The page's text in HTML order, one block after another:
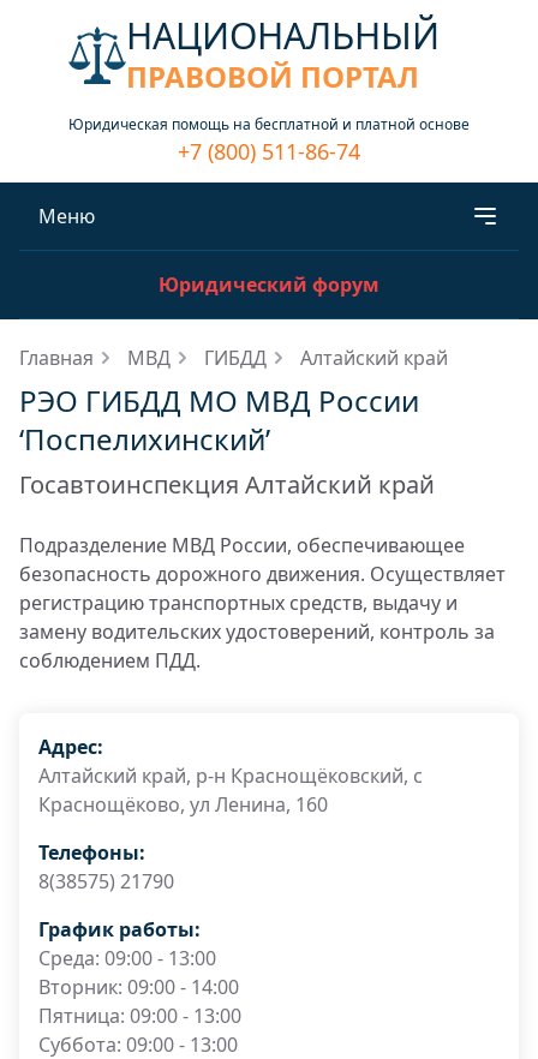
НАЦИОНАЛЬНЫЙ
ПРАВОВОЙ ПОРТАЛ
Юридическая помощь на бесплатной и платной основе
+7 (800) 511-86-74
Меню
Юридический форум
Главная МВД ГИБДД Алтайский край
РЭО ГИБДД МО МВД России
‘Поспелихинский’
Госавтоинспекция Алтайский край
Подразделение МВД России, обеспечивающее
безопасность дорожного движения. Осуществляет
регистрацию транспортных средств, выдачу и
замену водительских удостоверений, контроль за
соблюдением ПДД.
Адрес:
Алтайский край, р-н Краснощёковский, с
Краснощёково, ул Ленина, 160
Телефоны:
8(38575) 21790
График работы:
Среда: 09:00 - 13:00
Вторник: 09:00 - 14:00
Пятница: 09:00 - 13:00
Суббота: 09:00 - 13:00